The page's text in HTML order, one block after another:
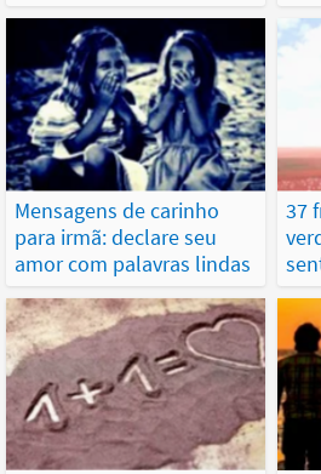
Mensagens de carinho
para irmã: declare seu
amor com palavras lindas
37